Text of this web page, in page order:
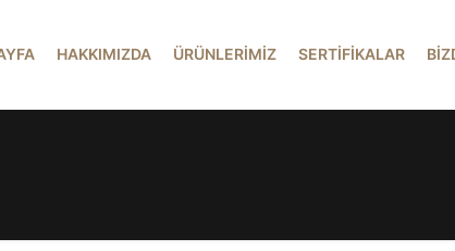
HAKKIMIZDA ÜRÜNLERİMİZ SERTİFİKALAR